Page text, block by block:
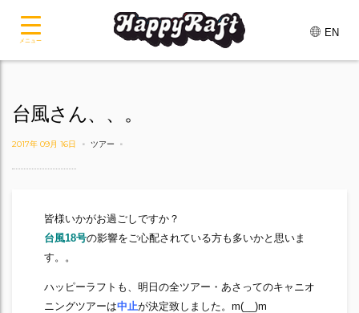
EN
台風さん、、。
2017年 09月 16日 ツアー
皆様いかがお過ごしですか？
台風18号の影響をご心配されている方も多いかと思いま
す。。
ハッピーラフトも、明日の全ツアー・あさってのキャニオ
ニングツアーは中止が決定致しました。m(__)m
メニュー